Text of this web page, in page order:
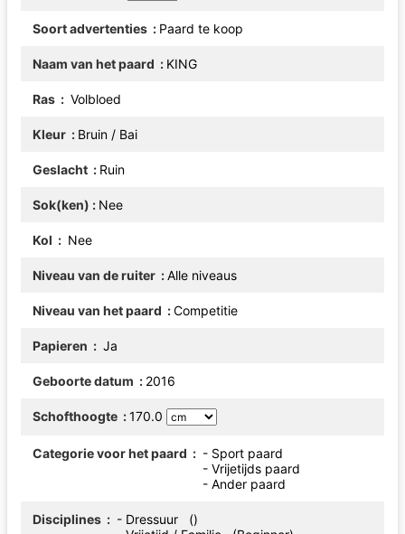
Soort advertenties Paard te koop
Naam van het paard KING
Ras Volbloed
Kleur Bruin / Bai
Geslacht Ruin
Sok(ken) Nee
Kol Nee
Niveau van de ruiter Alle niveaus
Niveau van het paard Competitie
Papieren Ja
Geboorte datum 2016
Schofthoogte 170.0
Categorie voor het paard
- Sport paard
- Vrijetijds paard
- Ander paard
Disciplines
- Dressuur ()